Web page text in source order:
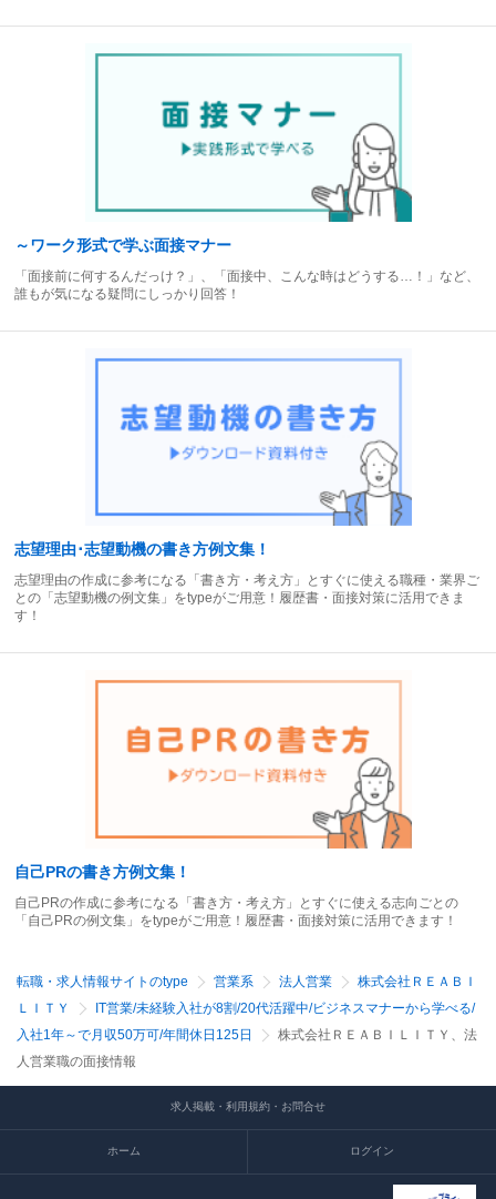
～ワーク形式で学ぶ面接マナー
「面接前に何するんだっけ？」、「面接中、こんな時はどうする…！」など、
誰もが気になる疑問にしっかり回答！
志望理由･志望動機の書き方例文集！
志望理由の作成に参考になる「書き方・考え方」とすぐに使える職種・業界ご
との「志望動機の例文集」をtypeがご用意！履歴書・面接対策に活用できま
す！
自己PRの書き方例文集！
自己PRの作成に参考になる「書き方・考え方」とすぐに使える志向ごとの
「自己PRの例文集」をtypeがご用意！履歴書・面接対策に活用できます！
転職・求人情報サイトのtype 営業系 法人営業
株式会社ＲＥＡＢＩ
ＬＩＴＹ
IT営業/未経験入社が8割/20代活躍中/ビジネスマナーから学べる/
入社1年～で月収50万可/年間休日125日
株式会社ＲＥＡＢＩＬＩＴＹ、法
人営業職の面接情報
求人掲載・利用規約・お問合せ
ホーム ログイン